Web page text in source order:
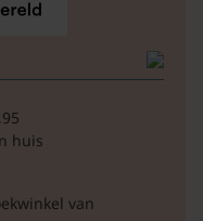
huis
van